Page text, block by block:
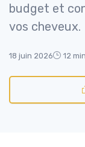
budget et
vos cheveux.
18 juin 2026 12